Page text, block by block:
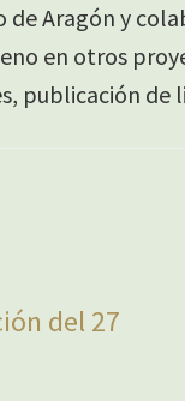
Aragón y
en otros
publicación
del 27